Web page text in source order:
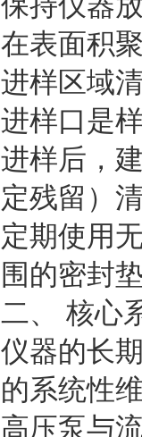
在表面积
进样区域
进样口是
进样后，
定残留）
定期使用
围的密封
二、 核心
仪器的长
的系统性
高压泵与